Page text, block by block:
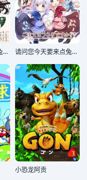
请问您今天要来点兔子吗 请问您今天要来点兔子吗，第二季
小恐龙阿贡